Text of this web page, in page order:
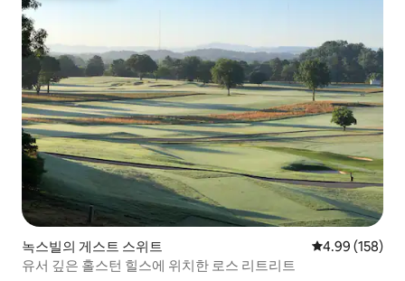
녹스빌의 게스트 스위트 평점 4.99점(5
4.99 (158)
유서 깊은 홀스턴 힐스에 위치한 로스 리트리트